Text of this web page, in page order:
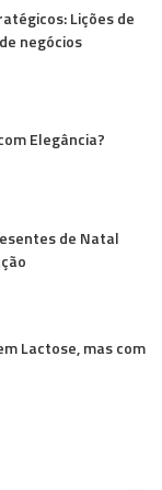
Lições de
negócios
Elegância?
de Natal
Lactose, mas com